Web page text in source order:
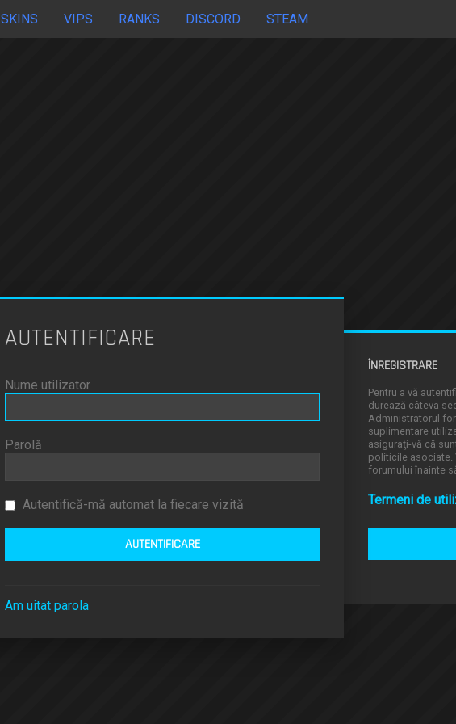
SKINS VIPS RANKS DISCORD STEAM
AUTENTIFICARE
Nume utilizator
Parolă
Autentifică-mă automat la fiecare vizită
Am uitat parola
ÎNREGISTRARE
Pentru a vă
durează câteva
Administratorul
suplimentare
asiguraţi-vă că
politicile asociate.
forumului înainte
Termeni de